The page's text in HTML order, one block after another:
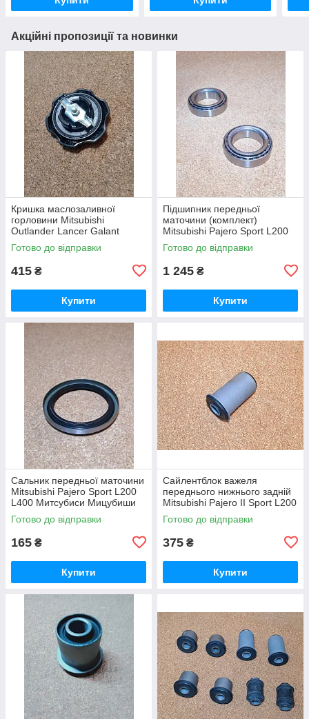
Акційні пропозиції та новинки
Кришка маслозаливної
горловини Mitsubishi
Outlander Lancer Galant
Grandis Pajero Canter Delica
Митсубиси Мицубиши
Готово до відправки
415 ₴
Купити
Підшипник передньої
маточини (комплект)
Mitsubishi Pajero Sport L200
L400 Митсубиси Мицубиши
Мітсубісі Паджеро Спорт
Готово до відправки
1 245 ₴
Купити
Сальник передньої маточини
Mitsubishi Pajero Sport L200
L400 Митсубиси Мицубиши
Мітсубісі Паджеро Спорт
Л200 Л400
Готово до відправки
165 ₴
Купити
Сайлентблок важеля
переднього нижнього задній
Mitsubishi Pajero ІІ Sport L200
Митсубиси Мицубиши
Мітсубісі Паджеро 2 Спорт
Готово до відправки
375 ₴
Купити